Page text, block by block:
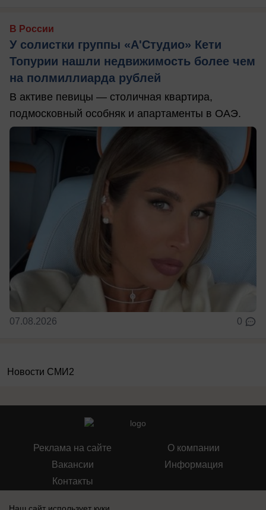
В России
У солистки группы «А'Студио» Кети
Топурии нашли недвижимость более чем
на полмиллиарда рублей
В активе певицы — столичная квартира,
подмосковный особняк и апартаменты в ОАЭ.
07.08.2026 0
Новости СМИ2
Реклама на сайте
Вакансии
Контакты
О компании
Информация